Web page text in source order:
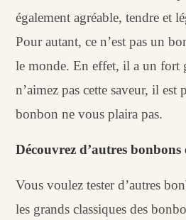
également agréable, tendre et
Pour autant, ce n’est pas un
le monde. En effet, il a un fort
n’aimez pas cette saveur, il est
bonbon ne vous plaira pas.
Découvrez d’autres bonbons
Vous voulez tester d’autres
les grands classiques des